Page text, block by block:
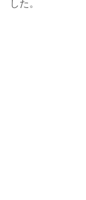
した。